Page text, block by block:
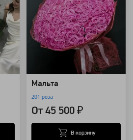
Мальта
201 роза
От 45 500 ₽
В корзину